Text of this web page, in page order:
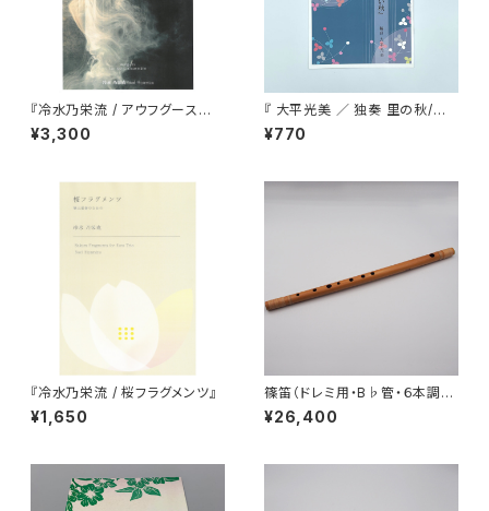
『冷水乃栄流 / アウフグース
箏三重奏のための』五線譜＋縦
譜版
¥3,300
『 大平光美 ／ 独奏 里の秋/小
さい秋 』
¥770
『冷水乃栄流 / 桜フラグメンツ』
¥1,650
篠笛（ドレミ用・B♭管・６本調
子）
¥26,400